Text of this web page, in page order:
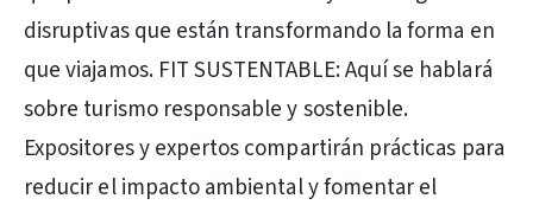
disruptivas que están transformando la forma en
que viajamos. FIT SUSTENTABLE: Aquí se hablará
sobre turismo responsable y sostenible.
Expositores y expertos compartirán prácticas para
reducir el impacto ambiental y fomentar el